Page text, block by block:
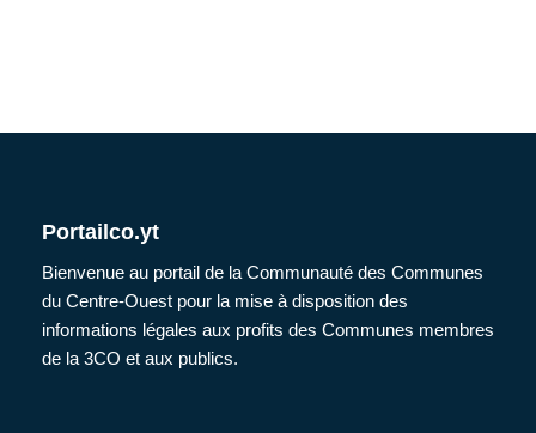
Portailco.yt
Bienvenue au portail de la Communauté des Communes
du Centre-Ouest pour la mise à disposition des
informations légales aux profits des Communes membres
de la 3CO et aux publics.